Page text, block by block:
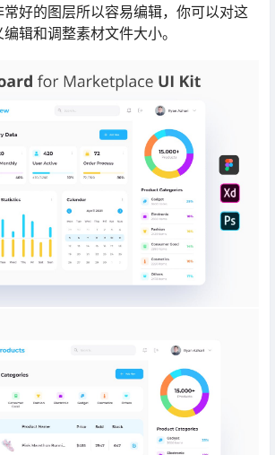
好的图层所以容易编辑，你可以对这
辑和调整素材文件大小。